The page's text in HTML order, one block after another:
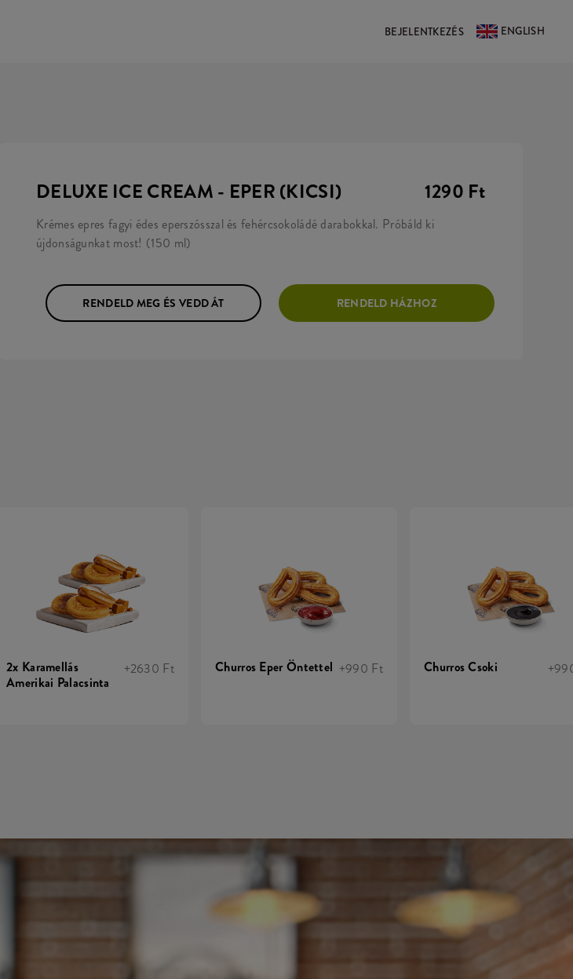
BEJELENTKEZÉS ENGLISH
DELUXE ICE CREAM - EPER (KICSI) 1290 Ft
Krémes epres fagyi édes eperszósszal és fehércsokoládé darabokkal. Próbáld ki
újdonságunkat most! (150 ml)
RENDELD MEG ÉS VEDD ÁT RENDELD HÁZHOZ
2x Karamellás
Amerikai Palacsinta
+2630 Ft Churros Eper Öntettel +990 Ft Churros Csoki